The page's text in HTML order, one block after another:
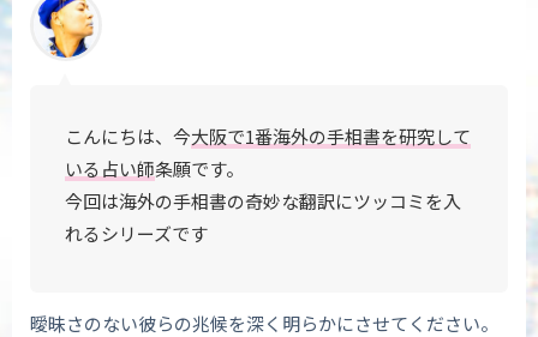
こんにちは、今大阪で1番海外の手相書を研究して
いる占い師条願です。
今回は海外の手相書の奇妙な翻訳にツッコミを入
れるシリーズです
曖昧さのない彼らの兆候を深く明らかにさせてください。